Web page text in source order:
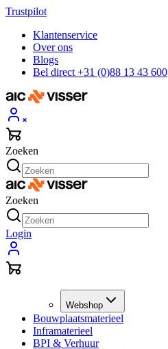
Trustpilot
Klantenservice
Over ons
Blogs
Bel direct +31 (0)88 13 43 600
Zoeken
Zoeken
Login
Webshop
Bouwplaatsmaterieel
Inframaterieel
BPI & Verhuur